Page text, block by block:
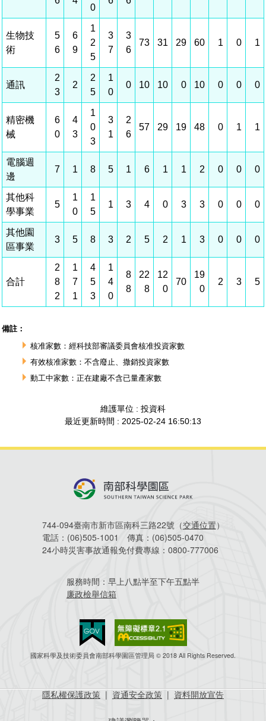
廉政資訊
公職人員及關係人補助交易身分關係公開專區
機關採購廉政平臺
檔案應用服務須知
檔案應用及宣導活動
檔案教育訓練及標竿學習
檔案管理局相關連結
WebMail(新)
園區資源再生中心
污水處理廠
園區土地廠房宿舍出租資訊
污水處理廠
水電供應
園區土地廠房宿舍出租資訊
污水處理廠
廠商名錄
園區公會資訊
研究機構
育成中心
文化藝術
公共藝術
考古遺址
南科新港堂
園區生活
生活服務
園區宿舍簡介
南科實中
人文景觀地圖
創新創業
南科AI_ROBOT自造基地
永續園區
企業社會責任
永續LOHAS綠色園區
生態資產
「沙崙生態科學園區生態保育協作平台」公開資訊
工商業務
通關業務
工安管理
環保管理
建築管理
營建管理
電子公文交換
場地借用
污水費
廢棄物清除處理費
科學園區人才培育補助計畫
新興科技應用計畫
敦親睦鄰經費補助
園區廠商採購資訊
744-094臺南市新市區南科三路22號（交通位置）
電話： (06)505-1001 傳真： (06)505-0470
24小時災害事故通報免付費專線： 0800-777006
服務時間： 早上八點半至下午五點半
廉政檢舉信箱
國家科學及技術委員會南部科學園區管理局 © 2018 All Rights Reserved.
隱私權保護政策 | 資通安全政策 | 資料開放宣告